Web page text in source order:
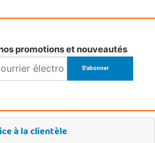
promotions et nouveautés
à la clientèle